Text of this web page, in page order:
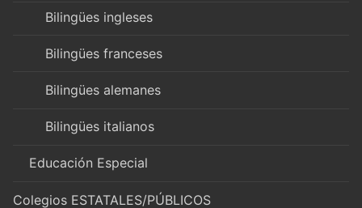
Bilingües ingleses
Bilingües franceses
Bilingües alemanes
Bilingües italianos
Educación Especial
Colegios ESTATALES/PÚBLICOS